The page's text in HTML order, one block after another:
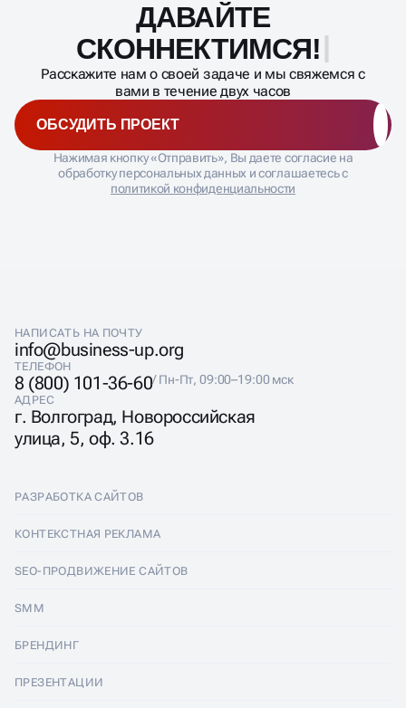
Масштабирование
процесса
ДАВАЙТЕ
СКОННЕКТИМСЯ!
Расскажите нам о своей задаче и мы свяжемся с
вами в течение двух часов
ОБСУДИТЬ ПРОЕКТ
Нажимая кнопку «Отправить», Вы даете согласие на
обработку персональных данных и соглашаетесь с
политикой конфиденциальности
НАПИСАТЬ НА ПОЧТУ
info@business-up.org
ТЕЛЕФОН
8 (800) 101-36-60/ Пн-Пт, 09:00–19:00 мск
АДРЕС
г. Волгоград, Новороссийская
улица, 5, оф. 3.16
РАЗРАБОТКА САЙТОВ
Разработка сайтов
Корпоративные сайты
Разработка прототипа
КОНТЕКСТНАЯ РЕКЛАМА
Контекстная реклама
Медийная реклама
SEO-ПРОДВИЖЕНИЕ САЙТОВ
SEO-продвижение сайтов
SMM
SMM
БРЕНДИНГ
Брендинг
ПРЕЗЕНТАЦИИ